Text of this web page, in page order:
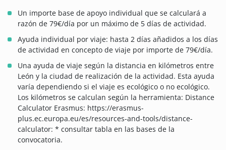
Un importe base de apoyo individual que se calculará a
razón de 79€/día por un máximo de 5 días de actividad.
Ayuda individual por viaje: hasta 2 días añadidos a los días
de actividad en concepto de viaje por importe de 79€/día.
Una ayuda de viaje según la distancia en kilómetros entre
León y la ciudad de realización de la actividad. Esta ayuda
varía dependiendo si el viaje es ecológico o no ecológico.
Los kilómetros se calculan según la herramienta: Distance
Calculator Erasmus: https://erasmus-
plus.ec.europa.eu/es/resources-and-tools/distance-
calculator: * consultar tabla en las bases de la
convocatoria.